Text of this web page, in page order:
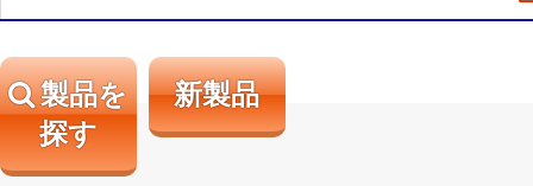
製品を
探す
新製品